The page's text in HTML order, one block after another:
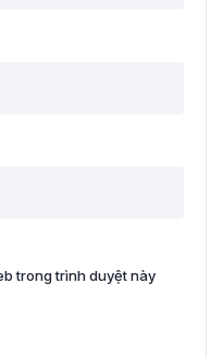
trong trình duyệt này